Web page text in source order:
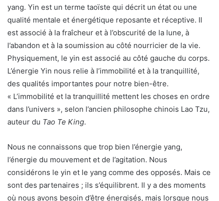
yang. Yin est un terme taoïste qui décrit un état ou une
qualité mentale et énergétique reposante et réceptive. Il
est associé à la fraîcheur et à l’obscurité de la lune, à
l’abandon et à la soumission au côté nourricier de la vie.
Physiquement, le yin est associé au côté gauche du corps.
L’énergie Yin nous relie à l’immobilité et à la tranquillité,
des qualités importantes pour notre bien-être.
« L’immobilité et la tranquillité mettent les choses en ordre
dans l’univers », selon l’ancien philosophe chinois Lao Tzu,
auteur du Tao Te King.
Nous ne connaissons que trop bien l’énergie yang,
l’énergie du mouvement et de l’agitation. Nous
considérons le yin et le yang comme des opposés. Mais ce
sont des partenaires ; ils s’équilibrent. Il y a des moments
où nous avons besoin d’être énergisés, mais lorsque nous